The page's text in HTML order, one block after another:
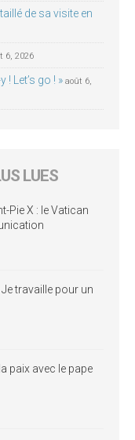
de sa visite en
6, 2026
Let’s go ! » août 6,
LUES
Pie X : le Vatican
travaille pour un
paix avec le pape